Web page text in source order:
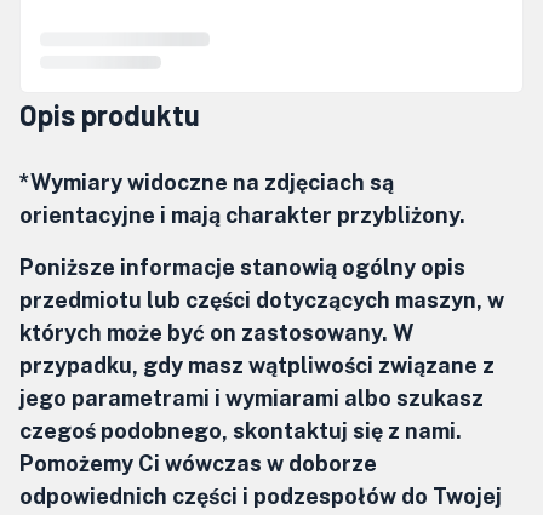
Opis produktu
*Wymiary widoczne na zdjęciach są
orientacyjne i mają charakter przybliżony.
Poniższe informacje stanowią ogólny opis
przedmiotu lub części dotyczących maszyn, w
których może być on zastosowany. W
przypadku, gdy masz wątpliwości związane z
jego parametrami i wymiarami albo szukasz
czegoś podobnego, skontaktuj się z nami.
Pomożemy Ci wówczas w doborze
odpowiednich części i podzespołów do Twojej